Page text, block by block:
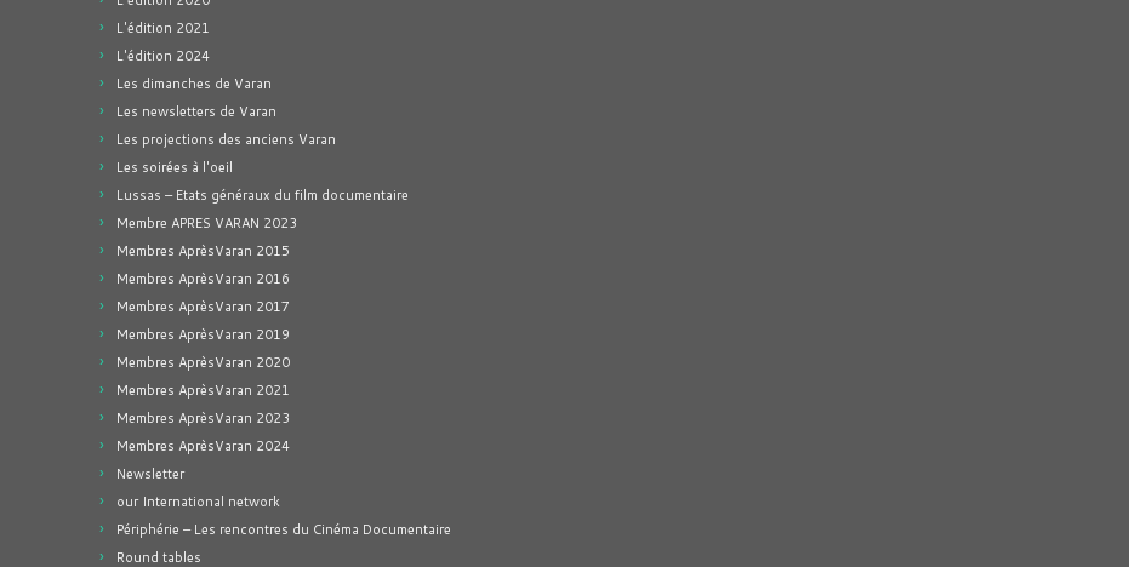
L'édition 2021
L'édition 2024
Les dimanches de Varan
Les newsletters de Varan
Les projections des anciens Varan
Les soirées à l'oeil
Lussas – Etats généraux du film documentaire
Membre APRES VARAN 2023
Membres AprèsVaran 2015
Membres AprèsVaran 2016
Membres AprèsVaran 2017
Membres AprèsVaran 2019
Membres AprèsVaran 2020
Membres AprèsVaran 2021
Membres AprèsVaran 2023
Membres AprèsVaran 2024
Newsletter
our International network
Périphérie – Les rencontres du Cinéma Documentaire
Round tables